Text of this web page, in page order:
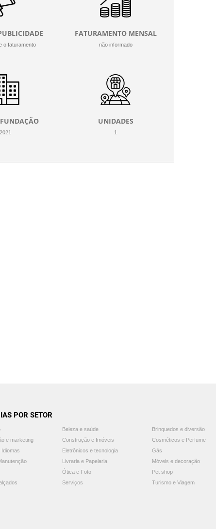
o faturamento
FATURAMENTO MENSAL
não informado
2021
UNIDADES
1
POR SETOR
Beleza e saúde
Brinquedos e diversão
e marketing
Construção e Imóveis
Cosméticos e Perfume
Idiomas
Eletrônicos e tecnologia
Gás
Livraria e Papelaria
Móveis e decoração
Ótica e Foto
Pet shop
Serviços Turismo e Viagem